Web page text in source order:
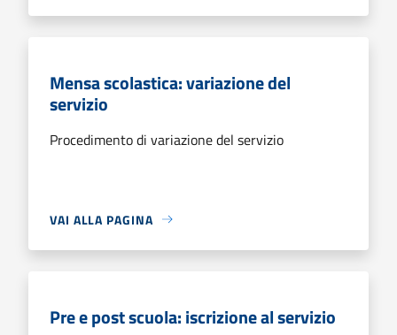
Mensa scolastica: variazione del
servizio
Procedimento di variazione del servizio
VAI ALLA PAGINA
Pre e post scuola: iscrizione al servizio